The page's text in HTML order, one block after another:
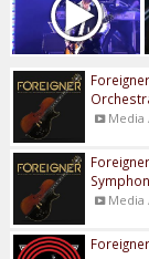
Media
Media